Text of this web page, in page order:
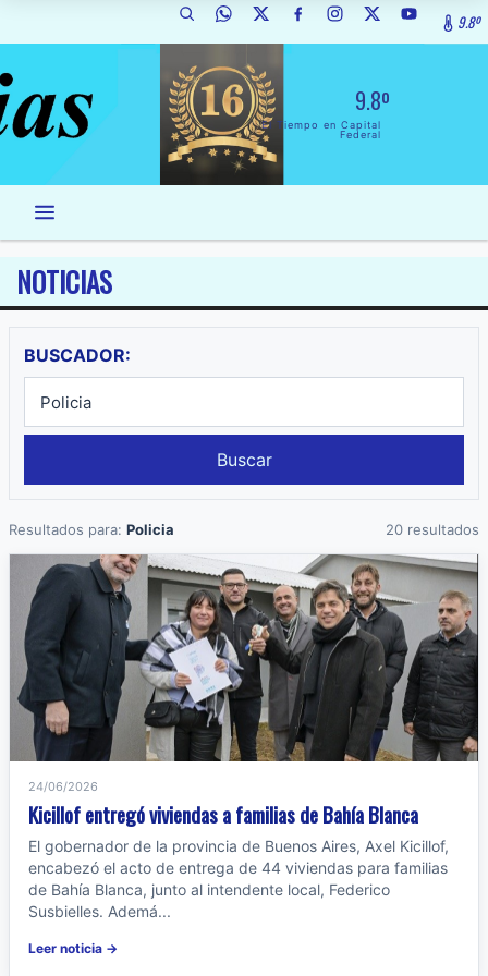
9.8º
9.8º
El Tiempo en Capital
Federal
NOTICIAS
BUSCADOR:
Buscar
Resultados para: Policia 20 resultados
24/06/2026
Kicillof entregó viviendas a familias de Bahía Blanca
El gobernador de la provincia de Buenos Aires, Axel Kicillof,
encabezó el acto de entrega de 44 viviendas para familias
de Bahía Blanca, junto al intendente local, Federico
Susbielles. Ademá...
Leer noticia →